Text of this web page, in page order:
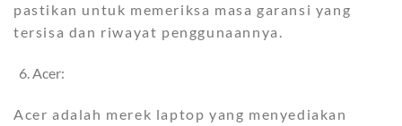
pastikan untuk memeriksa masa garansi yang
tersisa dan riwayat penggunaannya.
Acer:
Acer adalah merek laptop yang menyediakan